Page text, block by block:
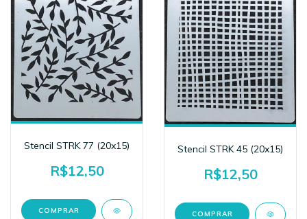
Stencil STRK 77 (20x15)
R$12,50
Stencil STRK 45 (20x15)
R$12,50